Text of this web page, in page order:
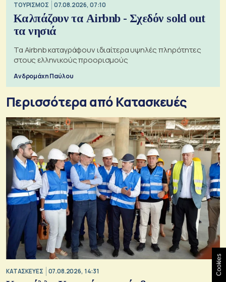
ΤΟΥΡΙΣΜΟΣ 07.08.2026, 07:10
Καλπάζουν τα Airbnb - Σχεδόν sold out
τα νησιά
Τα Airbnb καταγράφουν ιδιαίτερα υψηλές πληρότητες
στους ελληνικούς προορισμούς
Ανδρομάχη Παύλου
Περισσότερα από Κατασκευές
ΚΑΤΑΣΚΕΥΕΣ 07.08.2026, 14:31 Cookies